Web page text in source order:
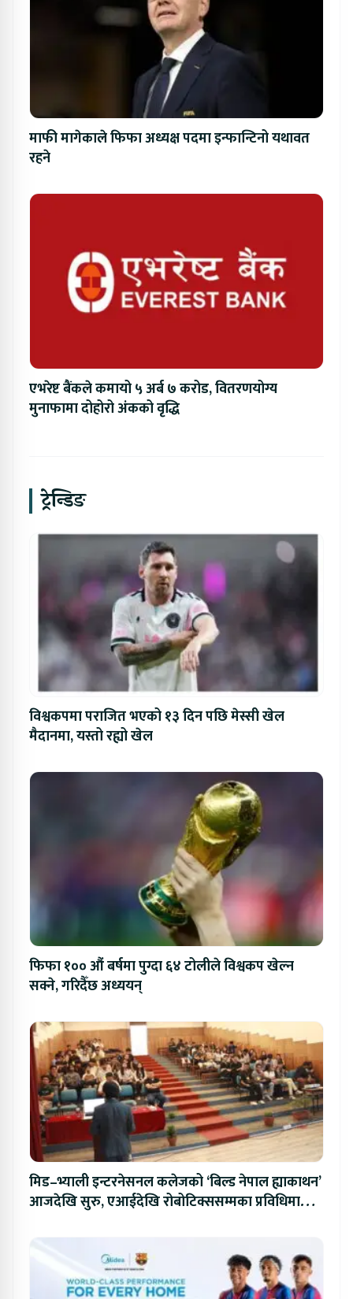
माफी मागेकाले फिफा अध्यक्ष पदमा इन्फान्टिनो यथावत
रहने
एभरेष्ट बैंकले कमायो ५ अर्ब ७ करोड, वितरणयोग्य
मुनाफामा दोहोरो अंकको वृद्धि
ट्रेन्डिङ
विश्वकपमा पराजित भएको १३ दिन पछि मेस्सी खेल
मैदानमा, यस्तो रह्यो खेल
फिफा १०० औं बर्षमा पुग्दा ६४ टोलीले विश्वकप खेल्न
सक्ने, गरिदैँछ अध्ययन्
मिड–भ्याली इन्टरनेसनल कलेजको ‘बिल्ड नेपाल ह्याकाथन’
आजदेखि सुरु, एआईदेखि रोबोटिक्ससम्मका प्रविधिमा